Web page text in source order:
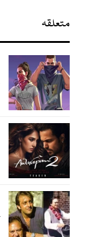
متعلقہ